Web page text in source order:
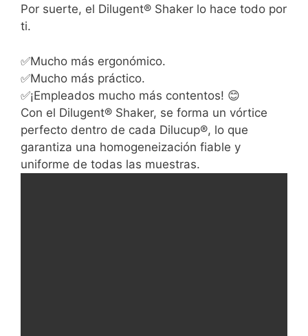
Por suerte, el Dilugent® Shaker lo hace todo por
ti.
✅Mucho más ergonómico.
✅Mucho más práctico.
✅¡Empleados mucho más contentos! 😊
Con el Dilugent® Shaker, se forma un vórtice
perfecto dentro de cada Dilucup®, lo que
garantiza una homogeneización fiable y
uniforme de todas las muestras.